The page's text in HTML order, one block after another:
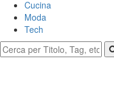
Cucina
Moda
Tech